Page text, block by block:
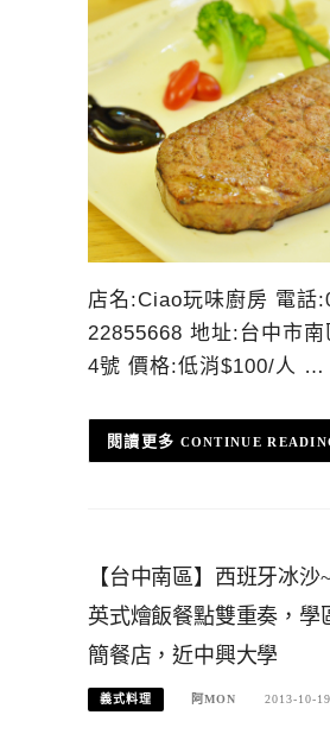
店名:Ciao玩味廚房 電話
22855668 地址:台中市南
4號 價格:低消$100/人 …
CONTINUE
【台中南區】西班牙冰沙
英式燴飯餐點雙重奏，學
簡餐店，近中興大學
義式料理 阿MON 2013-10-19